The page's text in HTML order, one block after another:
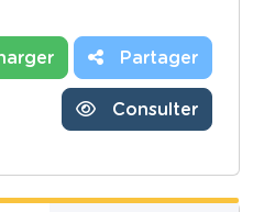
Partager
Consulter